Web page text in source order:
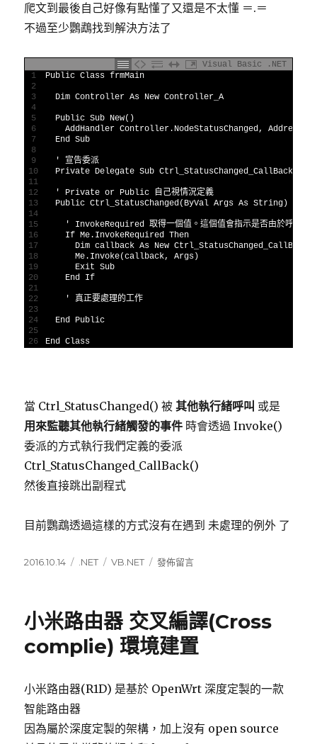
爬文到最後自己好像有點懂了又還是不太懂 ＝.＝
不過至少鸚鵡找到解決方法了
Visual Basic .NET
1
2
3
4
5
6
7
8
9
10
11
12
13
14
15
16
17
18
19
20
21
22
23
24
25
26
Public Class frmMain
Dim Controller As New Controller_A
Public Sub New( )
AddHandler Controller. NodeStatusChanged,
AddressOf
End Sub
' 宣告委派
Private Delegate Sub Ctrl_StatusChanged_CallBack
' Private or Public 自己視情況定義
Public Ctrl_StatusChanged( ByVal Args As String )
' InvokeRequired 取得一個值。這個值會指示是否由於呼叫端
If Me. InvokeRequired Then
Dim callback As New Ctrl_StatusChanged_CallBack
Me. Invoke(callback, Args )
Exit
Sub
End If
' 真正要處理的工作
End Public
End Class
當 Ctrl_StatusChanged() 被其他執行緒呼叫 或是
用來監聽其他執行緒觸發的事件 時會透過 Invoke()
委派的方式執行我們定義的委派
Ctrl_StatusChanged_CallBack()
然後直接跳出副程式
目前鸚鵡透過這樣的方式沒有在遇到 未處理的例外 了
發
2016.10.14
分
.NET
標
VB.NET
在
行
緒
作
效，
用
發佈留言
小米路由器 交叉編譯(Cross
complie) 環境建置
小米路由器(R1D) 是基於 OpenWrt 深度定製的一款
智能路由器
因為屬於深度定製的架構，加上沒有 open source